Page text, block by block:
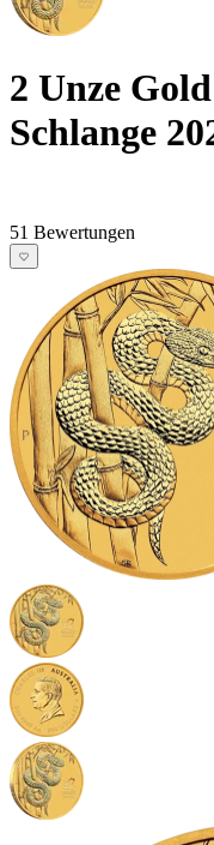
2 Unze
Schlange
51 Bewertungen